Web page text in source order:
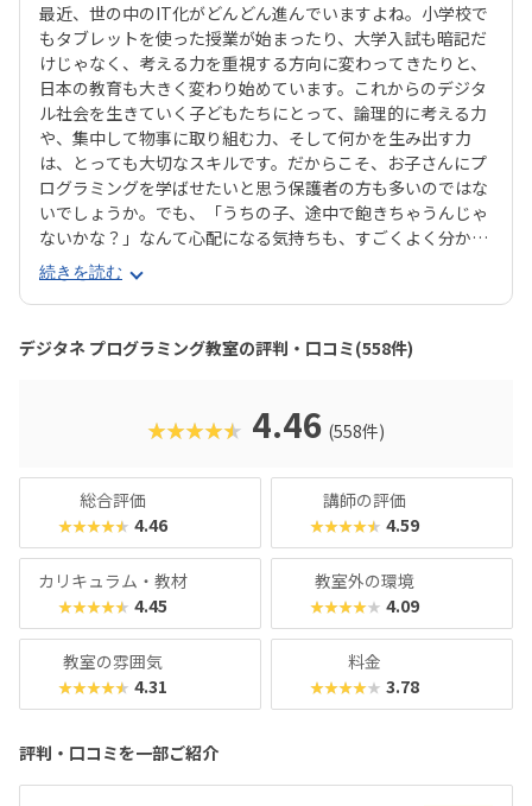
最近、世の中のIT化がどんどん進んでいますよね。小学校で
もタブレットを使った授業が始まったり、大学入試も暗記だ
けじゃなく、考える力を重視する方向に変わってきたりと、
日本の教育も大きく変わり始めています。これからのデジタ
ル社会を生きていく子どもたちにとって、論理的に考える力
や、集中して物事に取り組む力、そして何かを生み出す力
は、とっても大切なスキルです。だからこそ、お子さんにプ
ログラミングを学ばせたいと思う保護者の方も多いのではな
いでしょうか。でも、「うちの子、途中で飽きちゃうんじゃ
ないかな？」なんて心配になる気持ちも、すごくよく分かり
ます。そんな方にぜひおすすめしたいのが、デジタネプログ
ラミング教室なんです。デジタネには、子どもたちが夢中に
なって取り組める工夫がたくさんあります。特にお子様たち
に大人気のマインクラフトやロブロックスなどを活用するこ
とで、ゲーム感覚で楽しみながら、自然とプログラミング的
学びを通して、子どもたちは未来を生き抜くための土台をし
っかりと築くことができます。ここでは、デジタネプログラ
やすくご紹介していきますね。
続きを読む
デジタネ プログラミング教室の評判・口コミ(558件)
★★★★★ 4.46 (558件)
総合評価
★★★★★ 4.46
講師の評価
★★★★★ 4.59
カリキュラム・教材
★★★★★ 4.45
教室外の環境
★★★★★ 4.09
教室の雰囲気
★★★★★ 4.31
料金
★★★★★ 3.78
評判・口コミを一部ご紹介